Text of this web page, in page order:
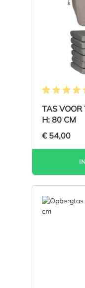
TAS
H: 80 CM
€ 54,00